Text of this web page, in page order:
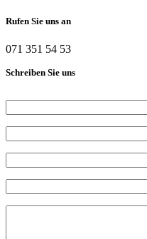
Rufen Sie uns an
071 351 54 53
Schreiben Sie uns